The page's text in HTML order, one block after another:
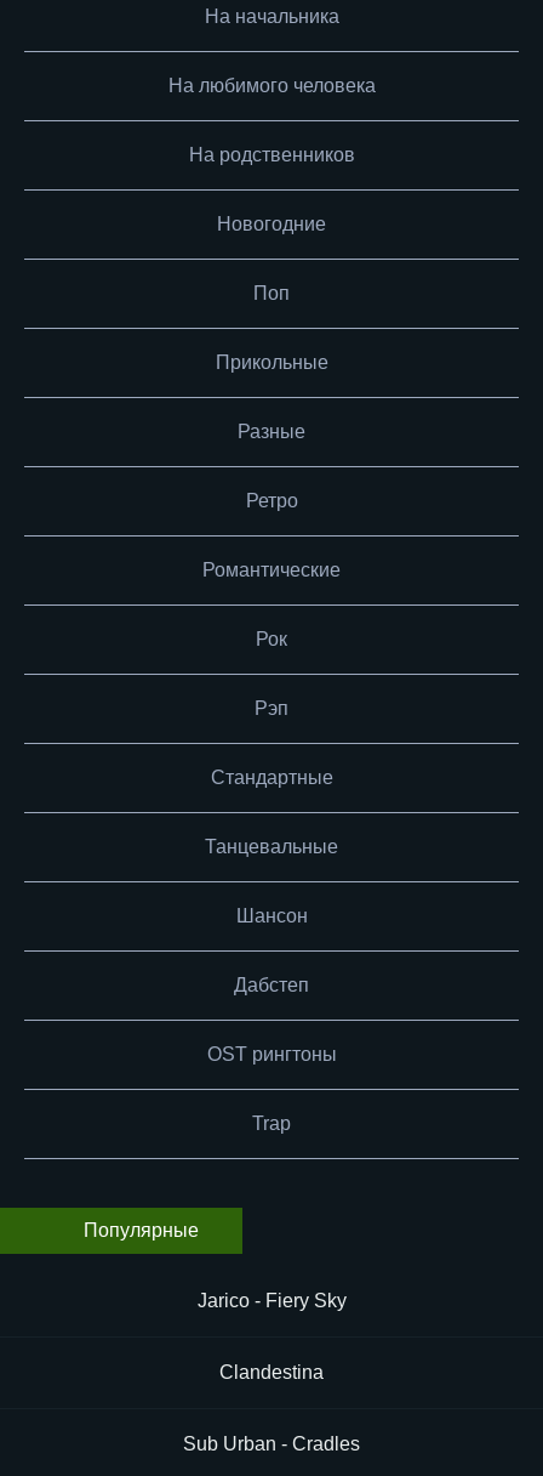
На начальника
На любимого человека
На родственников
Новогодние
Поп
Прикольные
Разные
Ретро
Романтические
Рок
Рэп
Стандартные
Танцевальные
Шансон
Дабстеп
OST рингтоны
Trap
Популярные
Jarico - Fiery Sky
Clandestina
Sub Urban - Cradles